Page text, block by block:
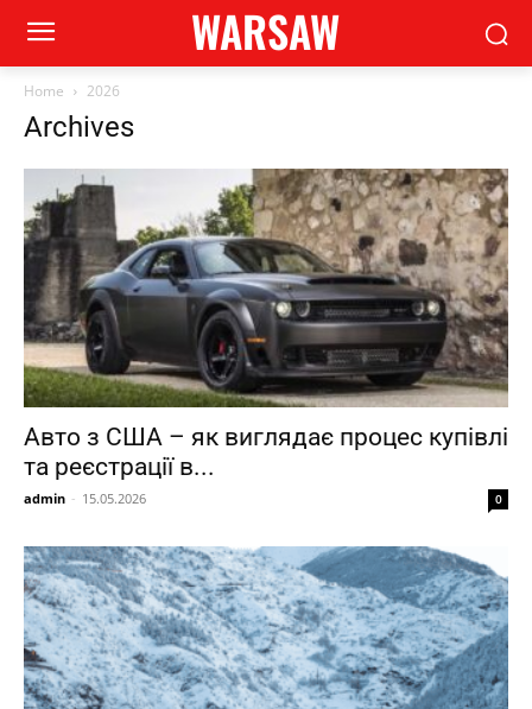
WARSAW
Home 2026
Archives
Авто з США – як виглядає процес купівлі
та реєстрації в...
admin - 15.05.2026 0